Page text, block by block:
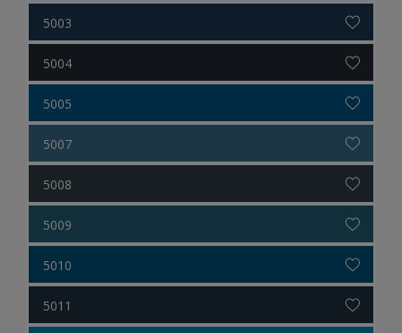
5003
5004
5005
5007
5008
5009
5010
5011